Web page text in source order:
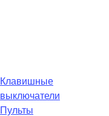
Клавишные
выключатели
Пульты